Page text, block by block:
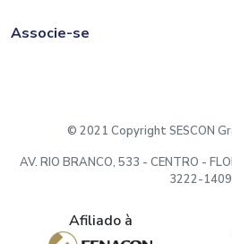
Associe-se
© 2021 Copyright SESCON
AV. RIO BRANCO, 533 - CENTRO -
3222-1409
Afiliado à